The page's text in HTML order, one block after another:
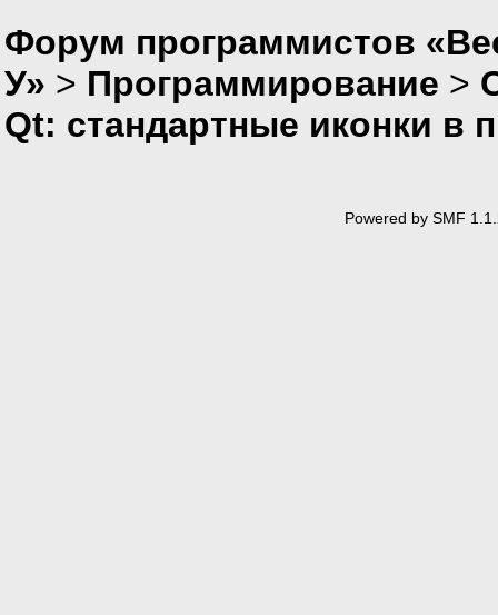
Форум программистов
У» > Программирование >
Qt: стандартные иконки в
Powered by SMF